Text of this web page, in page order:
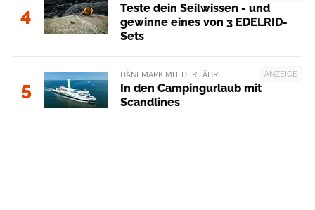
4
Teste dein Seilwissen - und
gewinne eines von 3 EDELRID-
Sets
5
ANZEIGE
DÄNEMARK MIT DER FÄHRE
In den Campingurlaub mit
Scandlines